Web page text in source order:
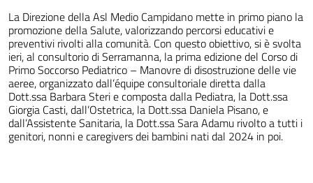
La Direzione della Asl Medio Campidano mette in primo piano la
promozione della Salute, valorizzando percorsi educativi e
preventivi rivolti alla comunità. Con questo obiettivo, si è svolta
ieri, al consultorio di Serramanna, la prima edizione del Corso di
Primo Soccorso Pediatrico – Manovre di disostruzione delle vie
aeree, organizzato dall’équipe consultoriale diretta dalla
Dott.ssa Barbara Steri e composta dalla Pediatra, la Dott.ssa
Giorgia Casti, dall’Ostetrica, la Dott.ssa Daniela Pisano, e
dall’Assistente Sanitaria, la Dott.ssa Sara Adamu rivolto a tutti i
genitori, nonni e caregivers dei bambini nati dal 2024 in poi.